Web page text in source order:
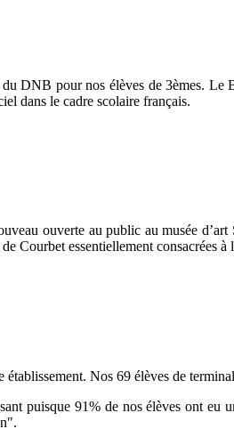
DNB pour nos élèves de 3èmes. Le
dans le cadre scolaire français.
ouverte au public au musée
Courbet essentiellement consacrées à
Nos 69 élèves de
puisque 91% de nos élèves ont